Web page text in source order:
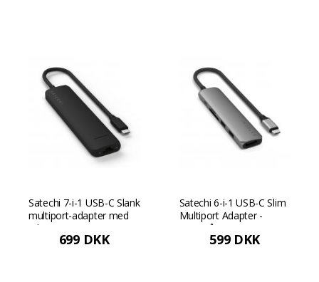
Satechi 7-i-1 USB-C Slank
multiport-adapter med
Ethernet - Sort
699 DKK
Satechi 6-i-1 USB-C Slim
Multiport Adapter -
Rumgrå
599 DKK